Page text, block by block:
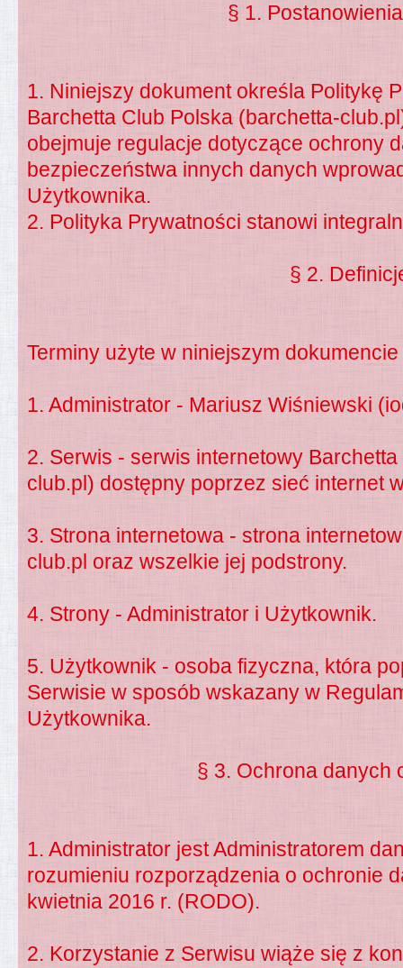
§ 1.
1. Niniejszy dokument określa Politykę
Barchetta Club Polska (barchetta-
obejmuje regulacje dotyczące ochrony
bezpieczeństwa innych danych
Użytkownika.
2. Polityka Prywatności stanowi
§ 2.
Terminy użyte w niniejszym
1. Administrator - Mariusz Wiśniewski (
2. Serwis - serwis internetowy
club.pl) dostępny poprzez sieć internet
3. Strona internetowa - strona
club.pl oraz wszelkie jej podstrony.
4. Strony - Administrator i Użytkownik.
5. Użytkownik - osoba fizyczna, która
Serwisie w sposób wskazany w
Użytkownika.
§ 3. Ochrona danych
1. Administrator jest Administratorem
rozumieniu rozporządzenia o ochronie
kwietnia 2016 r. (RODO).
2. Korzystanie z Serwisu wiąże się z